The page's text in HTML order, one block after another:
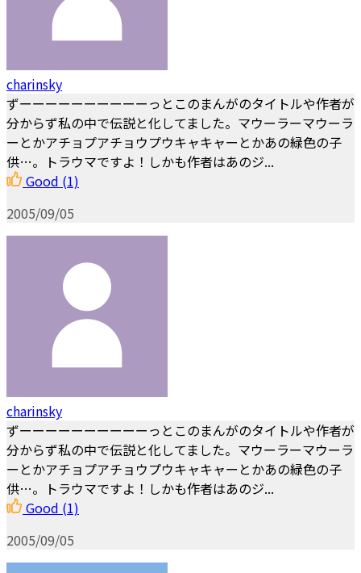
charinsky
ずーーーーーーーーーーっとこのまんがのタイトルや作者が
分からず私の中で伝説と化してました。マウーラーマウーラ
ーとかアチョプアチョウプウキャキャーとかあの緑色の子
供…。トラウマですよ！しかも作者はあのジ...
Good (1)
2005/09/05
charinsky
ずーーーーーーーーーーっとこのまんがのタイトルや作者が
分からず私の中で伝説と化してました。マウーラーマウーラ
ーとかアチョプアチョウプウキャキャーとかあの緑色の子
供…。トラウマですよ！しかも作者はあのジ...
Good (1)
2005/09/05